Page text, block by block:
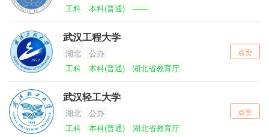
工科
本科(普通) ——
武汉工程大学
湖北
公办
工科
本科(普通) 湖北省教育厅
点赞
武汉轻工大学
湖北
公办
工科
本科(普通) 湖北省教育厅
点赞